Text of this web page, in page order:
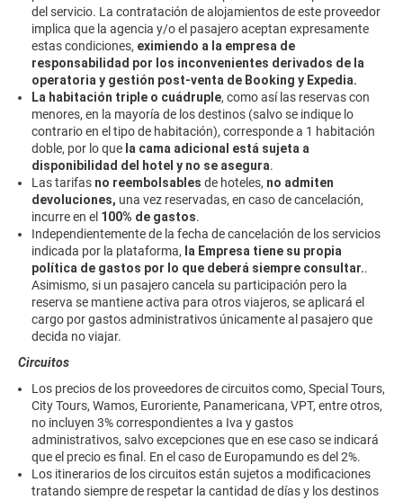
del servicio. La contratación de alojamientos de este proveedor
implica que la agencia y/o el pasajero aceptan expresamente
estas condiciones, eximiendo a la empresa de
responsabilidad por los inconvenientes derivados de la
operatoria y gestión post-venta de Booking y Expedia.
La habitación triple o cuádruple, como así las reservas con
menores, en la mayoría de los destinos (salvo se indique lo
contrario en el tipo de habitación), corresponde a 1 habitación
doble, por lo que la cama adicional está sujeta a
disponibilidad del hotel y no se asegura.
Las tarifas no reembolsables de hoteles, no admiten
devoluciones, una vez reservadas, en caso de cancelación,
incurre en el 100% de gastos.
Independientemente de la fecha de cancelación de los servicios
indicada por la plataforma, la Empresa tiene su propia
política de gastos por lo que deberá siempre consultar..
Asimismo, si un pasajero cancela su participación pero la
reserva se mantiene activa para otros viajeros, se aplicará el
cargo por gastos administrativos únicamente al pasajero que
decida no viajar.
Circuitos
Los precios de los proveedores de circuitos como, Special Tours,
City Tours, Wamos, Euroriente, Panamericana, VPT, entre otros,
no incluyen 3% correspondientes a Iva y gastos
administrativos, salvo excepciones que en ese caso se indicará
que el precio es final. En el caso de Europamundo es del 2%.
Los itinerarios de los circuitos están sujetos a modificaciones
tratando siempre de respetar la cantidad de días y los destinos